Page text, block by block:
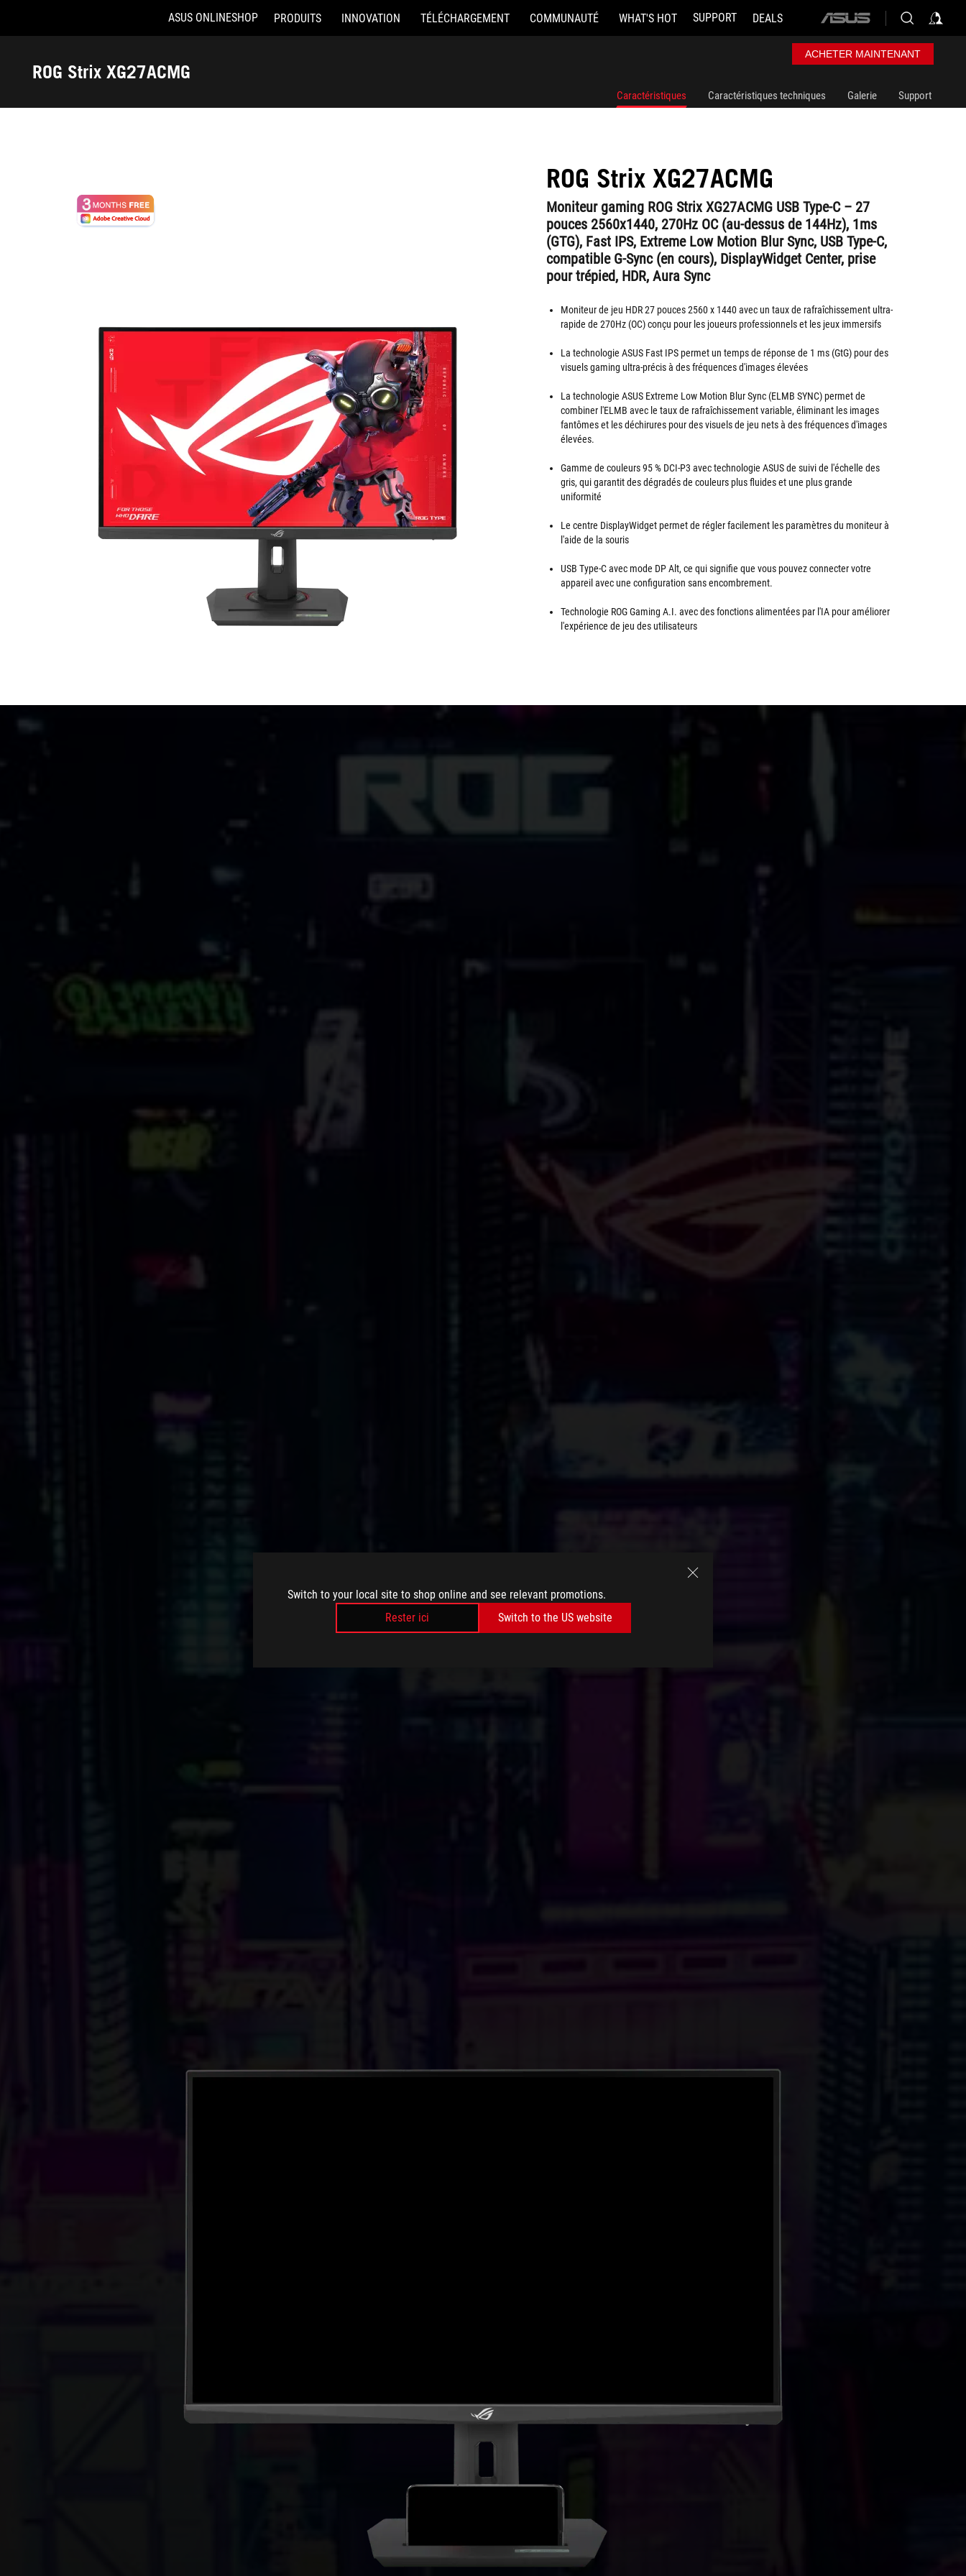
Switch to your local site to shop online and see relevant promotions.
Rester ici
Switch to the US website
Accessibility links
ASUS ONLINESHOP PRODUITS INNOVATION TÉLÉCHARGEMENT COMMUNAUTÉ WHAT'S HOT SUPPORT DEALS
ASUS
home
logo
ROG Strix XG27ACMG
ACHETER MAINTENANT
Caractéristiques Caractéristiques techniques Galerie Support
ROG Strix XG27ACMG
Moniteur gaming ROG Strix XG27ACMG USB Type-C – 27
pouces 2560x1440, 270Hz OC (au-dessus de 144Hz), 1ms
(GTG), Fast IPS, Extreme Low Motion Blur Sync, USB Type-C,
compatible G-Sync (en cours), DisplayWidget Center, prise
pour trépied, HDR, Aura Sync
Moniteur de jeu HDR 27 pouces 2560 x 1440 avec un taux de rafraîchissement ultra-
rapide de 270Hz (OC) conçu pour les joueurs professionnels et les jeux immersifs
La technologie ASUS Fast IPS permet un temps de réponse de 1 ms (GtG) pour des
visuels gaming ultra-précis à des fréquences d'images élevées
La technologie ASUS Extreme Low Motion Blur Sync (ELMB SYNC) permet de
combiner l'ELMB avec le taux de rafraîchissement variable, éliminant les images
fantômes et les déchirures pour des visuels de jeu nets à des fréquences d'images
élevées.
Gamme de couleurs 95 % DCI-P3 avec technologie ASUS de suivi de l'échelle des
gris, qui garantit des dégradés de couleurs plus fluides et une plus grande
uniformité
Le centre DisplayWidget permet de régler facilement les paramètres du moniteur à
l'aide de la souris
USB Type-C avec mode DP Alt, ce qui signifie que vous pouvez connecter votre
appareil avec une configuration sans encombrement.
Technologie ROG Gaming A.I. avec des fonctions alimentées par l'IA pour améliorer
l'expérience de jeu des utilisateurs